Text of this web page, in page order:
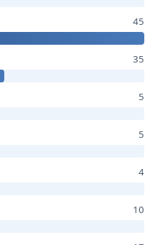
45
35
5
5
4
10